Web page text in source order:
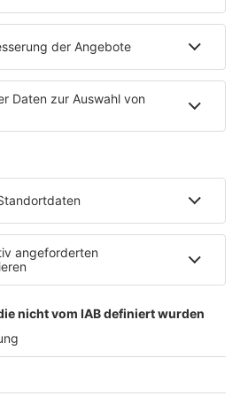
Medizinischen Klinik bietet es
auf dem …